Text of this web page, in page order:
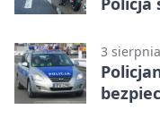
3